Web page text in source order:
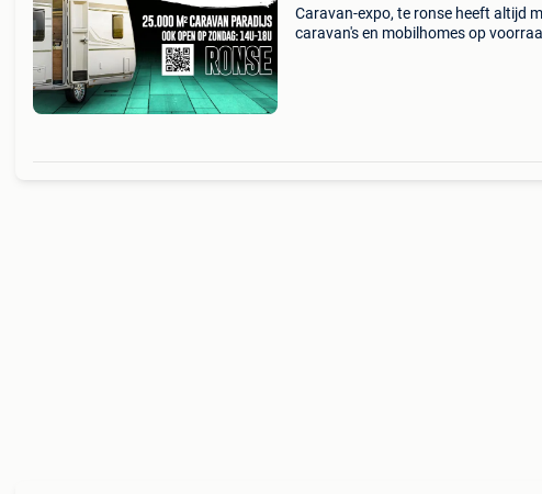
Caravan-expo, te ronse heeft altijd
caravan's en mobilhomes op